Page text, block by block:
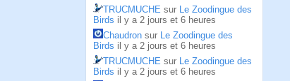
TRUCMUCHE sur Le Zoodingue des
Birds il y a 2 jours et 6 heures
Chaudron sur Le Zoodingue des
Birds il y a 2 jours et 6 heures
TRUCMUCHE sur Le Zoodingue des
Birds il y a 2 jours et 6 heures